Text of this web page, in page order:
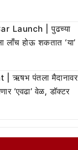
Launch | पुढच्या
लाँच होऊ शकतात ‘या’
ऋषभ पंतला मैदानावर
‘एवढा’ वेळ, डॉक्टर